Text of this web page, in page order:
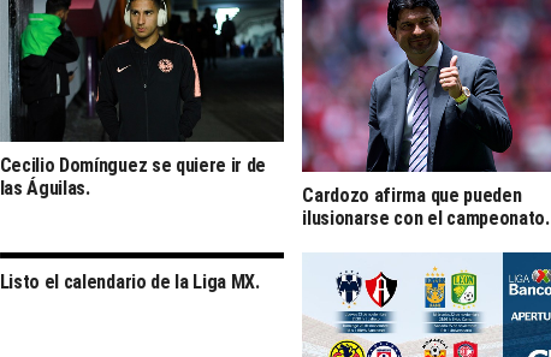
Cecilio Domínguez se quiere ir de
las Águilas.
Cardozo afirma que pueden
ilusionarse con el campeonato.
Listo el calendario de la Liga MX.